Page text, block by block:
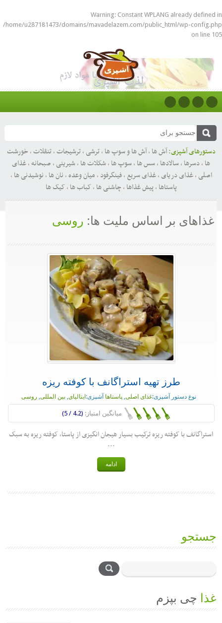
Warning: Constant WPLANG already defined in
/home/u287181473/domains/mavadelazem.com/public_html/wp-config.php
on line 105
دستورهای آشپزی:آش ها ,آش ها و سوپ ها ,ترشی ,ترشیجات,تنقلات, خورشت
ها ,دسرها ,سالادها ,سس ها ,سوپ ها ,شکلات ها ,شیرینی , صبحانه,غذای
اصلی ,غذای دریای,غذای سریع ,فینگرفود , میان وعده, نان ها , نوشیدنی ها ,
پاستاها ,پیش غذاها , چاشنی ها ,کباب ها ,کیک ها
غذاهای بر اساس ملیت ها: روسی
طرز تهیه استراگانف با کوفته ریزه
نوع دستور آشپزی:غذای اصلی,پاستاها آشپزی: ایتالیای,بین المللی, روسی
میانگین امتیاز: (4.2 / 5)
استراگانف با کوفته ریزه ترکیب بسیار هیجان انگیزی از پاستا، کوفته ریزه به سبک
...
ادامه
جستجو
غذا چی بپزم